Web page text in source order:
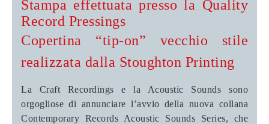
Stampa effettuata presso la Quality
Record Pressings
Copertina “tip-on” vecchio stile
realizzata dalla Stoughton Printing
La Craft Recordings e la Acoustic Sounds sono
orgogliose di annunciare l’avvio della nuova collana
Contemporary Records Acoustic Sounds Series, che